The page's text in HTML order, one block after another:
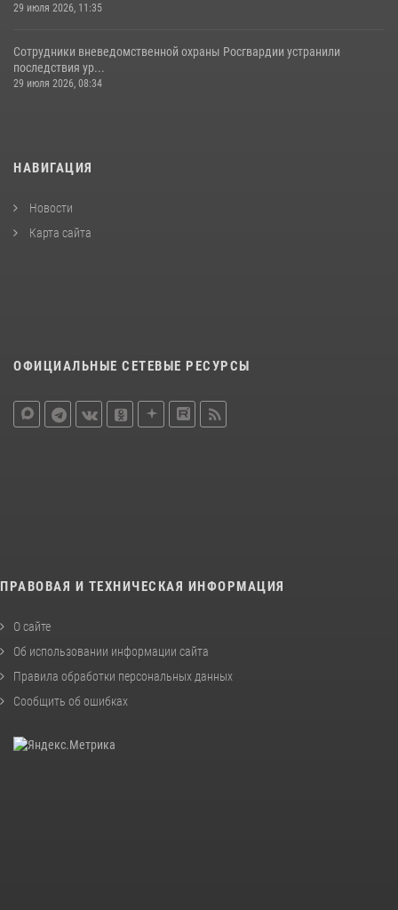
29 июля 2026, 11:35
Сотрудники вневедомственной охраны Росгвардии устранили
последствия ур...
29 июля 2026, 08:34
НАВИГАЦИЯ
Новости
Карта сайта
ОФИЦИАЛЬНЫЕ СЕТЕВЫЕ РЕСУРСЫ
ПРАВОВАЯ И ТЕХНИЧЕСКАЯ ИНФОРМАЦИЯ
О сайте
Об использовании информации сайта
Правила обработки персональных данных
Сообщить об ошибках